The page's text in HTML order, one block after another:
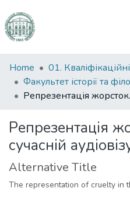
Communities
&
Collections
Statistics
Home
Репрезентація
сучасній
Alternative Title
The representation of cruelty in